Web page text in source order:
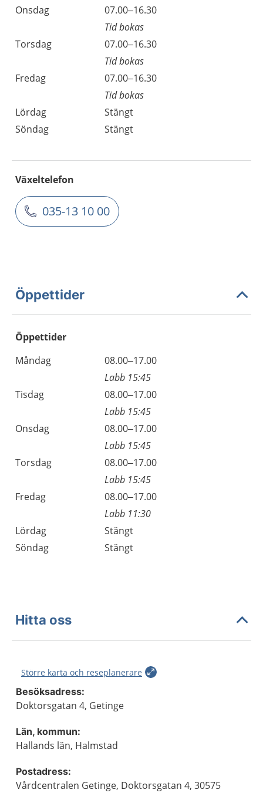
Onsdag
07.00–16.30
Tid bokas
Torsdag
07.00–16.30
Tid bokas
Fredag
07.00–16.30
Tid bokas
Lördag
Stängt
Söndag
Stängt
Växeltelefon
035-13 10 00
Öppettider
Öppettider
Dag
Öppettider
Kommentarer
Måndag
08.00–17.00
Labb 15:45
Tisdag
08.00–17.00
Labb 15:45
Onsdag
08.00–17.00
Labb 15:45
Torsdag
08.00–17.00
Labb 15:45
Fredag
08.00–17.00
Labb 11:30
Lördag
Stängt
Söndag
Stängt
Hitta oss
Större karta och reseplanerare
Besöksadress:
Doktorsgatan 4, Getinge
Län, kommun:
Hallands län, Halmstad
Postadress:
Vårdcentralen Getinge, Doktorsgatan 4, 30575